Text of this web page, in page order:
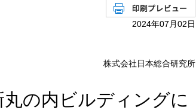
2024年07月02日
株式会社日本総合研究所
丸の内ビルディングに